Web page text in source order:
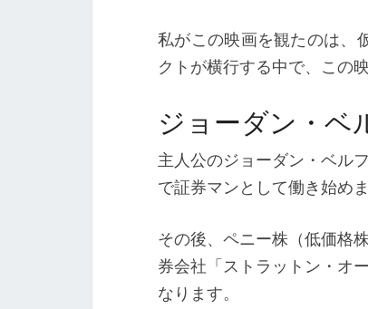
私がこの映画を観たのは、
クトが横行する中で、この
ジョーダン・ベ
主人公のジョーダン・ベル
で証券マンとして働き始め
その後、ペニー株（低価格
券会社「ストラットン・オ
なります。